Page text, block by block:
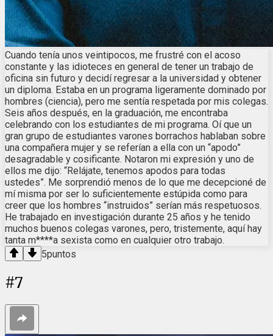
Cuando tenía unos veintipocos, me frustré con el acoso
constante y las idioteces en general de tener un trabajo de
oficina sin futuro y decidí regresar a la universidad y obtener
un diploma. Estaba en un programa ligeramente dominado por
hombres (ciencia), pero me sentía respetada por mis colegas.
Seis años después, en la graduación, me encontraba
celebrando con los estudiantes de mi programa. Oí que un
gran grupo de estudiantes varones borrachos hablaban sobre
una compañera mujer y se referían a ella con un “apodo”
desagradable y cosificante. Notaron mi expresión y uno de
ellos me dijo: “Relájate, tenemos apodos para todas
ustedes”. Me sorprendió menos de lo que me decepcioné de
mí misma por ser lo suficientemente estúpida como para
creer que los hombres “instruidos” serían más respetuosos.
He trabajado en investigación durante 25 años y he tenido
muchos buenos colegas varones, pero, tristemente, aquí hay
tanta m****a sexista como en cualquier otro trabajo.
5puntos
#7